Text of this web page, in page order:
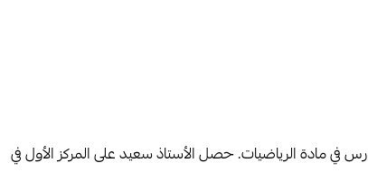
حاصل على الماجستير في تقنيات التعليم، شارك في العديد من ورش العمل المهتمة بالتصميم التعليمي كما صمم وقدم ما يتجاوز 800 درس في مادة الرياضيات. حصل الأستاذ سعيد على المركز الأول في